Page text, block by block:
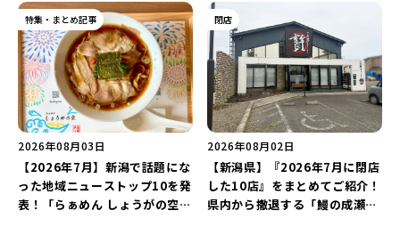
ナ丸大新潟のサマーフェスタ
2026」がおすすめ♪
を楽しもう♪
特集・まとめ記事
2026年08月03日
【2026年7月】新潟で話題にな
った地域ニューストップ10を発
表！「らぁめん しょうがの空」
閉店
2026年08月02日
【新潟県】『2026年7月に閉店
した10店』をまとめてご紹介！
県内から撤退する「鰻の成瀬」